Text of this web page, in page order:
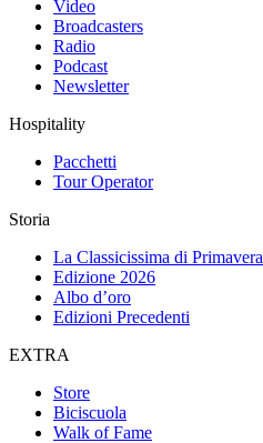
Video
Broadcasters
Radio
Podcast
Newsletter
Hospitality
Pacchetti
Tour Operator
Storia
La Classicissima di Primavera
Edizione 2026
Albo d’oro
Edizioni Precedenti
EXTRA
Store
Biciscuola
Walk of Fame